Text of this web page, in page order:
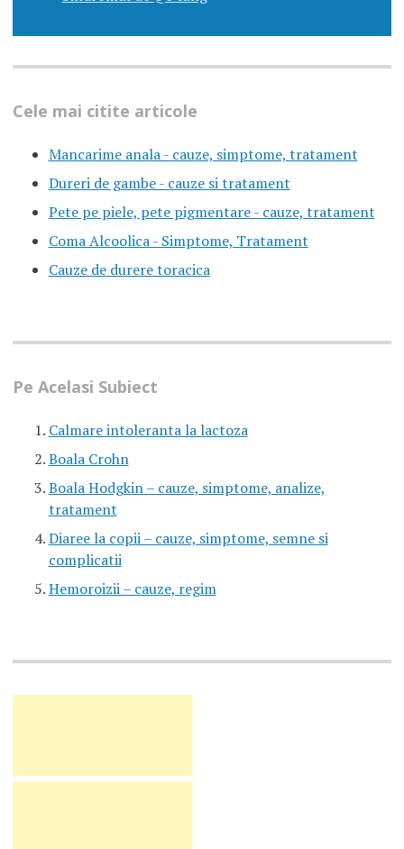
Cele mai citite articole
Mancarime anala - cauze, simptome, tratament
Dureri de gambe - cauze si tratament
Pete pe piele, pete pigmentare - cauze, tratament
Coma Alcoolica - Simptome, Tratament
Cauze de durere toracica
Pe Acelasi Subiect
Calmare intoleranta la lactoza
Boala Crohn
Boala Hodgkin – cauze, simptome, analize,
tratament
Diaree la copii – cauze, simptome, semne si
complicatii
Hemoroizii – cauze, regim